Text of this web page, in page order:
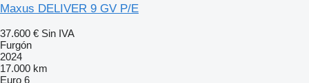
Maxus DELIVER 9 GV P/E
37.600 € Sin IVA
Furgón
2024
17.000 km
Euro 6